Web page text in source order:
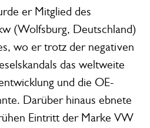
er Mitglied des
(Wolfsburg, Deutschland)
wo er trotz der negativen
das weltweite
und die OE-
Darüber hinaus ebnete
Eintritt der Marke VW